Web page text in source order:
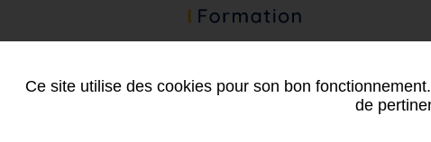
Ce site utilise des cookies pour son bon
de
Suivez-nous